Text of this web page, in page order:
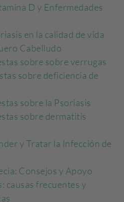
D y Enfermedades
en la calidad de vida
Cabelludo
sobre sobre verrugas
sobre deficiencia de
sobre la Psoriasis
sobre dermatitis
y Tratar la Infección de
Consejos y Apoyo
causas frecuentes y